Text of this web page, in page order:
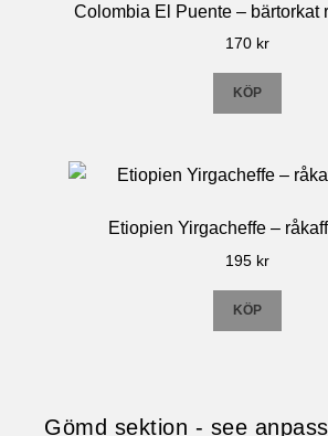
Colombia El Puente – bärtorkat
170 kr
KÖP
Etiopien Yirgacheffe –
195 kr
KÖP
Gömd sektion - see